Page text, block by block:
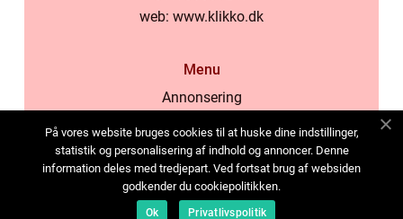
web: www.klikko.dk
Menu
Annonsering
Cookies
Kontakta oss
Sitemap
På vores website bruges cookies til at huske dine indstillinger,
statistik og personalisering af indhold og annoncer. Denne
information deles med tredjepart. Ved fortsat brug af websiden
godkender du cookiepolitikken.
Ok Privatlivspolitik